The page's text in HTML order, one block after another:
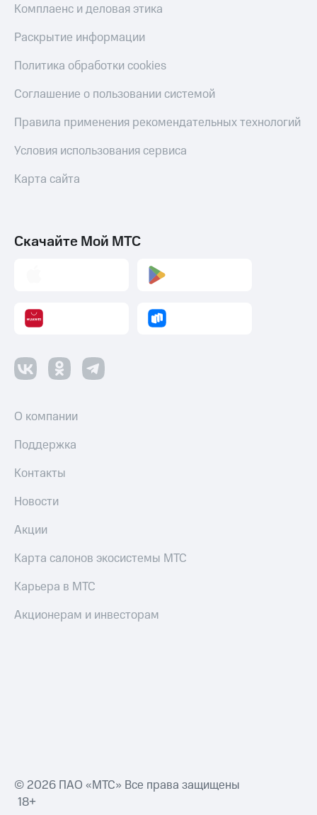
Комплаенс и деловая этика
Раскрытие информации
Политика обработки cookies
Соглашение о пользовании системой
Правила применения рекомендательных технологий
Условия использования сервиса
Карта сайта
Скачайте Мой МТС
О компании
Поддержка
Контакты
Новости
Акции
Карта салонов экосистемы МТС
Карьера в МТС
Акционерам и инвесторам
© 2026 ПАО «МТС» Все права защищены
18+